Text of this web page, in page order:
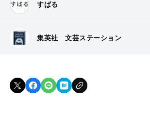
すばる
集英社 文芸ステーション